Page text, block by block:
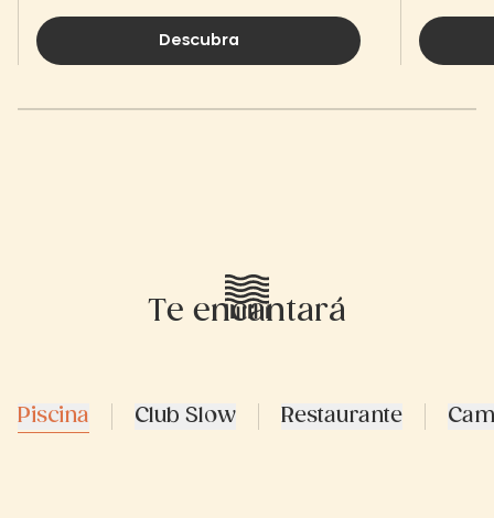
Descubra
Te encantará
Piscina Club Slow Restaurante